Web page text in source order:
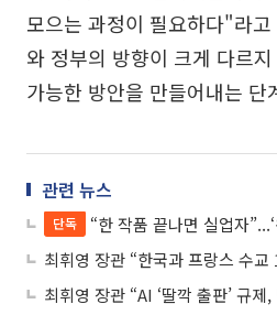
모으는 과정이 필요하다"라
와 정부의 방향이 크게 다르
가능한 방안을 만들어내는
관련 뉴스
단독
“한 작품 끝나면 실업자”...‘왕사남’ 흥